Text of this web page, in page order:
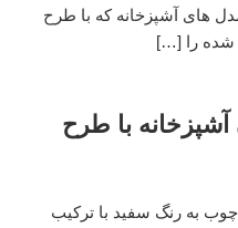
های آشپزخانه که با طرح
شده را […]
با طرح
به رنگ سفید با ترکیب